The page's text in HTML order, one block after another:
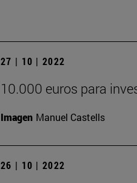
27 | 10 | 2022
10.000 euros para
Imagen Manuel Castells
26 | 10 | 2022